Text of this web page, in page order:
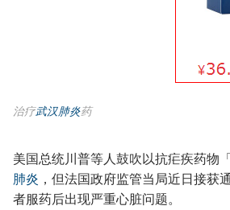
治疗武汉肺炎药
美国总统川普等人鼓吹以抗疟疾药物
肺炎 ，但法国政府监管当局近日接获
者服药后出现严重心脏问题。